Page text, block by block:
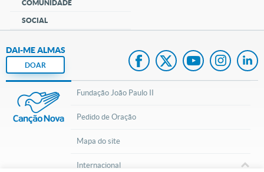
COMUNIDADE
SOCIAL
DAI-ME ALMAS
DOAR
Fundação João Paulo II
Pedido de Oração
Mapa do site
Internacional